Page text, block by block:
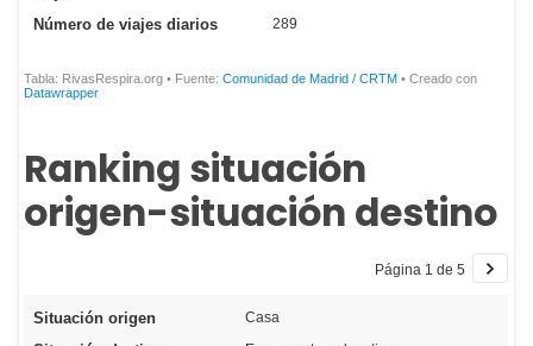
Ranking situación
origen-situación destino